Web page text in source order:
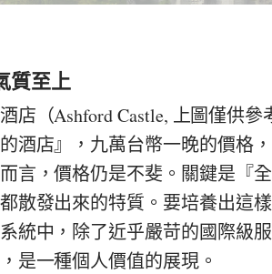
質至上
店（Ashford Castle, 上圖僅供
的酒店』，九萬台幣一晚的價格
言，價格仍是不斐。關鍵是『
散發出來的特質。要培養出這
統中，除了近乎嚴苛的國際級
是一種個人價值的展現。